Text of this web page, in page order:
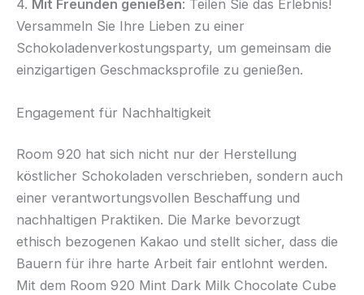
4. Mit Freunden genießen: Teilen Sie das Erlebnis!
Versammeln Sie Ihre Lieben zu einer
Schokoladenverkostungsparty, um gemeinsam die
einzigartigen Geschmacksprofile zu genießen.
Engagement für Nachhaltigkeit
Room 920 hat sich nicht nur der Herstellung
köstlicher Schokoladen verschrieben, sondern auch
einer verantwortungsvollen Beschaffung und
nachhaltigen Praktiken. Die Marke bevorzugt
ethisch bezogenen Kakao und stellt sicher, dass die
Bauern für ihre harte Arbeit fair entlohnt werden.
Mit dem Room 920 Mint Dark Milk Chocolate Cube